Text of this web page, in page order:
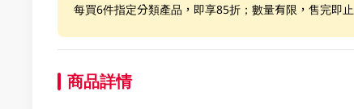
每買6件指定分類產品，即享85折；數量有限，售完即止
商品詳情